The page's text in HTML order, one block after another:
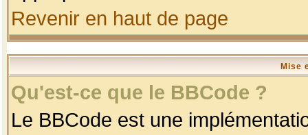
Revenir en haut de page
Mise
Qu'est-ce que le BBCode ?
Le BBCode est une